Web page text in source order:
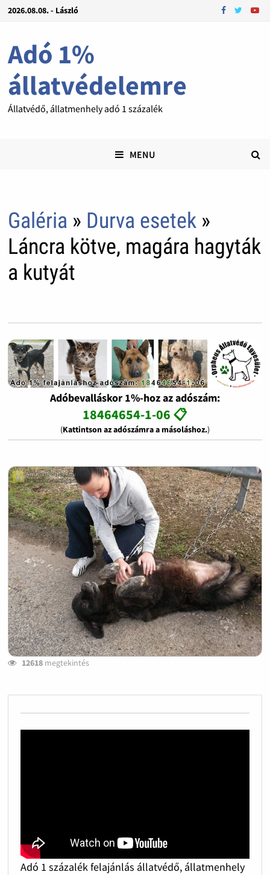
2026.08.08. - László
Adó 1%
állatvédelemre
Állatvédő, állatmenhely adó 1 százalék
MENU
Galéria » Durva esetek»
Láncra kötve, magára hagyták
a kutyát
Adóbevalláskor 1%-hoz az adószám:
18464654-1-06 📋
(Kattintson az adószámra a másoláshoz.)
12618megtekintés
Adó 1 százalék felajánlás állatvédő, állatmenhely